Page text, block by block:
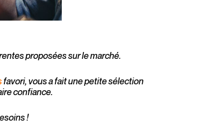
proposées sur le marché.
favori, vous a fait une petite sélection
confiance.
!